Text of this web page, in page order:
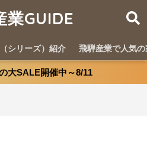
業GUIDE
シリーズ）紹介 飛騨産業で人気の
大SALE開催中～8/11